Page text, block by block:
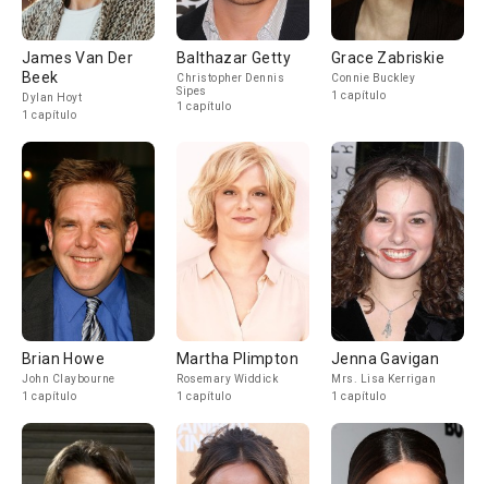
James Van Der
Beek
Dylan Hoyt
1 capítulo
Balthazar Getty
Christopher Dennis
Sipes
1 capítulo
Grace Zabriskie
Connie Buckley
1 capítulo
Brian Howe
John Claybourne
1 capítulo
Martha Plimpton
Rosemary Widdick
1 capítulo
Jenna Gavigan
Mrs. Lisa Kerrigan
1 capítulo